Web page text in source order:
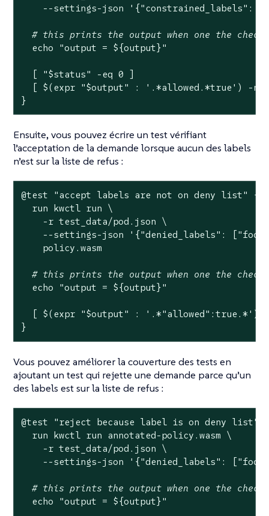
    --settings-json
'{"constrained_labels":
# this prints the output when one the
echo
"output = ${output}"
  [
"$status" -eq 0 ]
  [ $(expr
"$output" : '.*allowed.*true' ) -ne
}
Ensuite, vous pouvez écrire un test vérifiant
l’acceptation de la demande lorsque aucun des labels
n’est sur la liste de refus :
@test "accept labels are not on deny list" {
  run kwctl run \
    -r test_data/pod.json \
    --settings-json
'{"denied_labels":
    policy.wasm
# this prints the output when one the
echo
"output = ${output}"
  [ $(expr
"$output" : '.*"allowed":true.*' )
}
Vous pouvez améliorer la couverture des tests en
ajoutant un test qui rejette une demande parce qu’un
des labels est sur la liste de refus :
@test "reject because label is on deny list"
  run kwctl run annotated-policy.wasm \
    -r test_data/pod.json \
    --settings-json
'{"denied_labels":
# this prints the output when one the
echo
"output = ${output}"